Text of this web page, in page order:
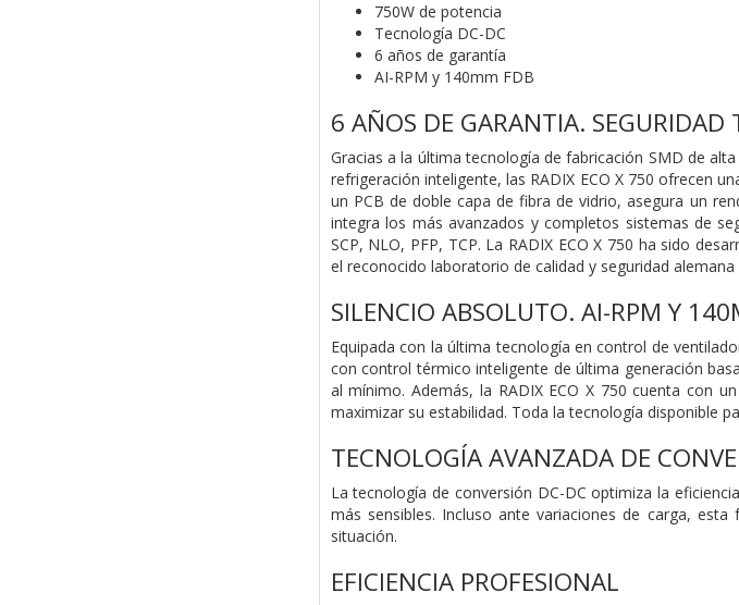
750W de potencia
Tecnología DC-DC
6 años de garantía
AI-RPM y 140mm FDB
6 AÑOS DE GARANTIA. SEGURIDAD
Gracias a la última tecnología de fabricación SMD de
refrigeración inteligente, las RADIX ECO X 750 ofrecen
un PCB de doble capa de fibra de vidrio, asegura un
integra los más avanzados y completos sistemas de
SCP, NLO, PFP, TCP. La RADIX ECO X 750 ha sido
el reconocido laboratorio de calidad y seguridad alemana
SILENCIO ABSOLUTO. AI-RPM Y
Equipada con la última tecnología en control de
con control térmico inteligente de última generación
al mínimo. Además, la RADIX ECO X 750 cuenta con
maximizar su estabilidad. Toda la tecnología disponible
TECNOLOGÍA AVANZADA DE
La tecnología de conversión DC-DC optimiza la
más sensibles. Incluso ante variaciones de carga,
situación.
EFICIENCIA PROFESIONAL